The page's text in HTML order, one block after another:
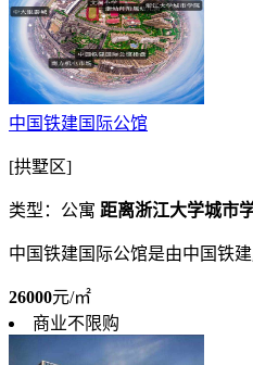
中国铁建国际公馆
[拱墅区]
类型：公寓 距离浙江大学城市
中国铁建国际公馆是由中国铁
26000元/㎡
商业不限购